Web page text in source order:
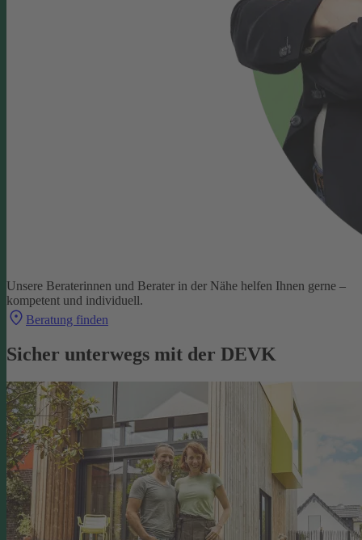
Unsere Beraterinnen und Berater in der Nähe helfen Ihnen gerne –
kompetent und individuell.
Beratung finden
Sicher unterwegs mit der DEVK